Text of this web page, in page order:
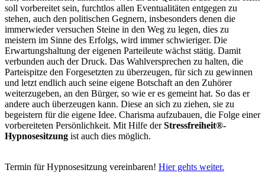
soll vorbereitet sein, furchtlos allen Eventualitäten entgegen zu
stehen, auch den politischen Gegnern, insbesonders denen die
immerwieder versuchen Steine in den Weg zu legen, dies zu
meistern im Sinne des Erfolgs, wird immer schwieriger. Die
Erwartungshaltung der eigenen Parteileute wächst stätig. Damit
verbunden auch der Druck. Das Wahlversprechen zu halten, die
Parteispitze den Forgesetzten zu überzeugen, für sich zu gewinnen
und letzt endlich auch seine eigene Botschaft an den Zuhörer
weiterzugeben, an den Bürger, so wie er es gemeint hat. So das er
andere auch überzeugen kann. Diese an sich zu ziehen, sie zu
begeistern für die eigene Idee. Charisma aufzubauen, die Folge einer
vorbereiteten Persönlichkeit. Mit Hilfe derStressfreiheit®-
Hypnosesitzung ist auch dies möglich.
Termin für Hypnosesitzung vereinbaren! Hier gehts weiter.